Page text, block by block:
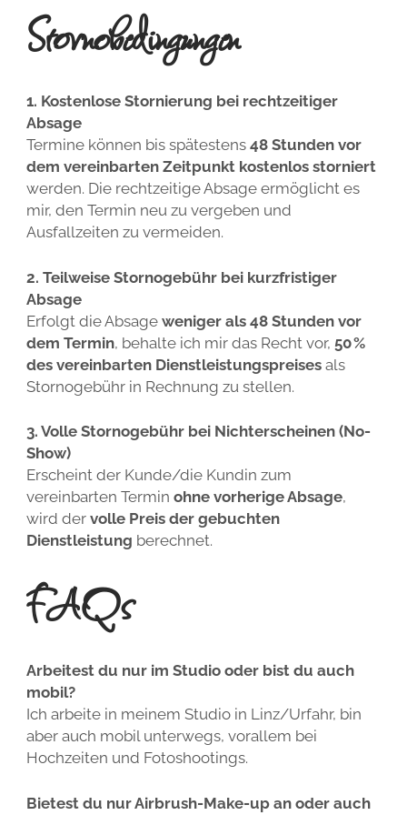
Stornobedingungen
1. Kostenlose Stornierung bei rechtzeitiger
Absage
Termine können bis spätestens 48 Stunden vor
dem vereinbarten Zeitpunkt kostenlos storniert
werden. Die rechtzeitige Absage ermöglicht es
mir, den Termin neu zu vergeben und
Ausfallzeiten zu vermeiden.
2. Teilweise Stornogebühr bei kurzfristiger
Absage
Erfolgt die Absage weniger als 48 Stunden vor
dem Termin, behalte ich mir das Recht vor, 50 %
des vereinbarten Dienstleistungspreisesals
Stornogebühr in Rechnung zu stellen.
3. Volle Stornogebühr bei Nichterscheinen (No-
Show)
Erscheint der Kunde/die Kundin zum
vereinbarten Termin ohne vorherige Absage,
wird der volle Preis der gebuchten
Dienstleistung berechnet.
FAQs
Arbeitest du nur im Studio oder bist du auch
mobil?
Ich arbeite in meinem Studio in Linz/Urfahr, bin
aber auch mobil unterwegs, vorallem bei
Hochzeiten und Fotoshootings.
Bietest du nur Airbrush-Make-up an oder auch